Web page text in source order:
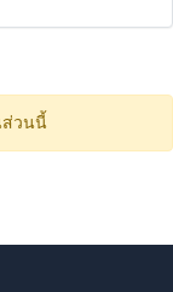
ส่วนนี้